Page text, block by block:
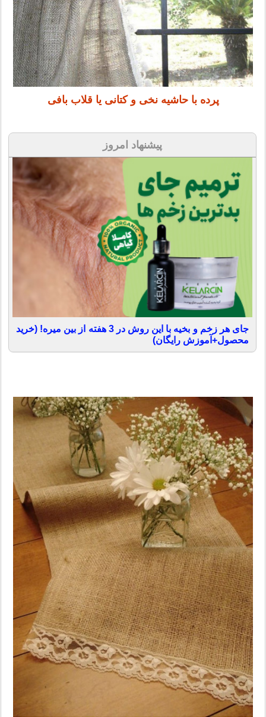
پرده با حاشیه نخی و کتانی یا قلاب بافی
پیشنهاد امروز
جای هر زخم و بخیه با این روش در 3 هفته از بین میره! (خرید
محصول+آموزش رایگان)